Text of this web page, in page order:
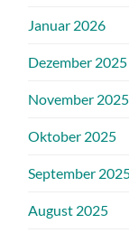
Januar 2026
Dezember 2025
November 2025
Oktober 2025
September
August 2025